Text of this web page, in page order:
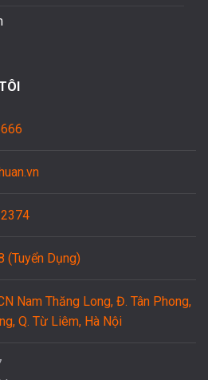
(Tuyển Dụng)
Nam Thăng Long, Đ. Tân Phong,
Q. Từ Liêm, Hà Nội